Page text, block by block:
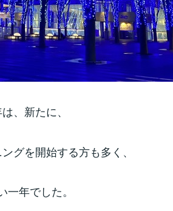
、新たに、
グを開始する方も多く、
一年でした。